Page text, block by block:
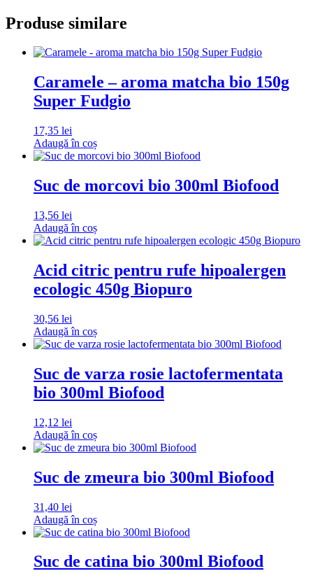
Produse similare
Caramele – aroma matcha bio 150g
Super Fudgio
17,35 lei
Adaugă în coș
Suc de morcovi bio 300ml Biofood
13,56 lei
Adaugă în coș
Acid citric pentru rufe hipoalergen
ecologic 450g Biopuro
30,56 lei
Adaugă în coș
Suc de varza rosie lactofermentata
bio 300ml Biofood
12,12 lei
Adaugă în coș
Suc de zmeura bio 300ml Biofood
31,40 lei
Adaugă în coș
Suc de catina bio 300ml Biofood